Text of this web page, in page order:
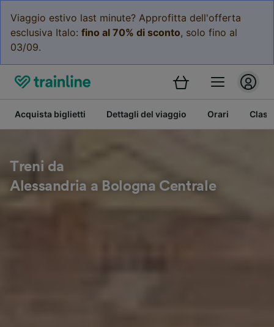
Viaggio estivo last minute? Approfitta dell'offerta
esclusiva Italo: fino al 70% di sconto, solo fino al
03/09.
Acquista biglietti Dettagli del viaggio Orari
Treni da
Alessandria a Bologna Centrale